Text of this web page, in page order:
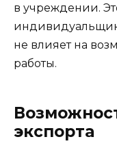
в учреждении.
не влияет на
работы.
экспорта